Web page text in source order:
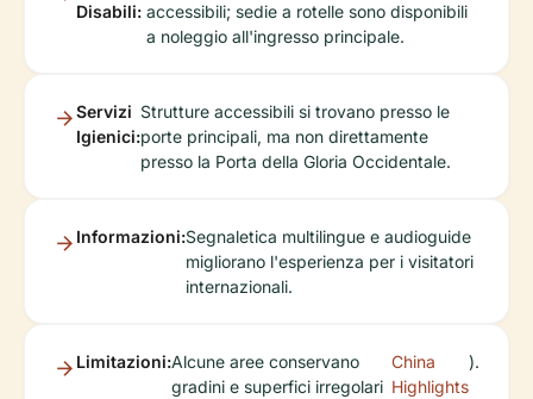
Disabili: accessibili; sedie a rotelle sono disponibili
a noleggio all'ingresso principale.
Servizi
Igienici:
Strutture accessibili si trovano presso le
porte principali, ma non direttamente
presso la Porta della Gloria Occidentale.
Informazioni:Segnaletica multilingue e audioguide
migliorano l'esperienza per i visitatori
internazionali.
Limitazioni:Alcune aree conservano
gradini e superfici irregolari
China
Highlights
).